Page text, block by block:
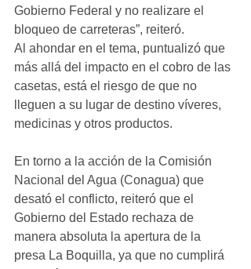
Gobierno Federal y no realizare el
bloqueo de carreteras”, reiteró.
Al ahondar en el tema, puntualizó que
más allá del impacto en el cobro de las
casetas, está el riesgo de que no
lleguen a su lugar de destino víveres,
medicinas y otros productos.
En torno a la acción de la Comisión
Nacional del Agua (Conagua) que
desató el conflicto, reiteró que el
Gobierno del Estado rechaza de
manera absoluta la apertura de la
presa La Boquilla, ya que no cumplirá